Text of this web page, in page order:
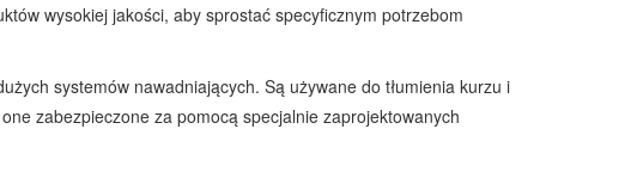
wysokiej jakości, aby sprostać specyficznym potrzebom
systemów nawadniających. Są używane do tłumienia kurzu i
zabezpieczone za pomocą specjalnie zaprojektowanych